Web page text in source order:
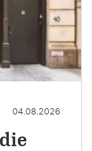
04.08.2026